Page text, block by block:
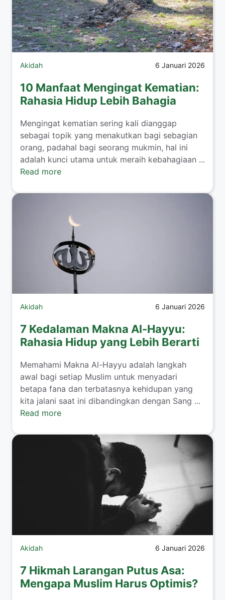
Akidah 6 Januari 2026
10 Manfaat Mengingat Kematian:
Rahasia Hidup Lebih Bahagia
Mengingat kematian sering kali dianggap
sebagai topik yang menakutkan bagi sebagian
orang, padahal bagi seorang mukmin, hal ini
adalah kunci utama untuk meraih kebahagiaan ...
Read more
Akidah 6 Januari 2026
7 Kedalaman Makna Al-Hayyu:
Rahasia Hidup yang Lebih Berarti
Memahami Makna Al-Hayyu adalah langkah
awal bagi setiap Muslim untuk menyadari
betapa fana dan terbatasnya kehidupan yang
kita jalani saat ini dibandingkan dengan Sang ...
Read more
Akidah 6 Januari 2026
7 Hikmah Larangan Putus Asa:
Mengapa Muslim Harus Optimis?